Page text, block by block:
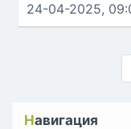
24-04-2025,
Навигация